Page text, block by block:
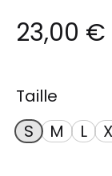
23,00 €
Taille
S
M L